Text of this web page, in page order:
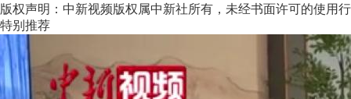
版权声明：中新视频版权属中新社所有，未经书面许可的使用
特别推荐